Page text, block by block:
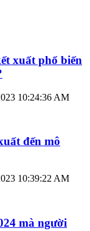
xuất phổ biến
10:24:36 AM
đến mô
10:39:22 AM
mà người